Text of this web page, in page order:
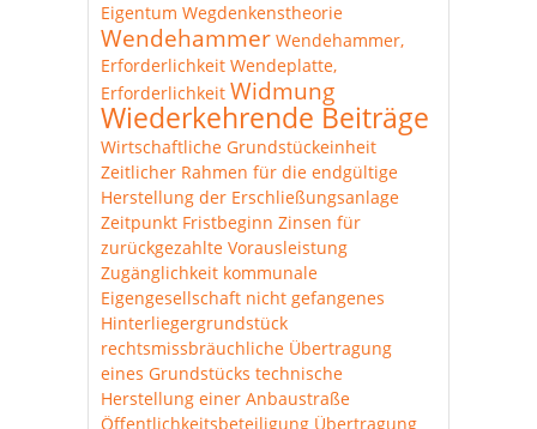
Eigentum Wegdenkenstheorie
Wendehammer Wendehammer,
Erforderlichkeit Wendeplatte,
Erforderlichkeit Widmung
Wiederkehrende Beiträge
Wirtschaftliche Grundstückeinheit
Zeitlicher Rahmen für die endgültige
Herstellung der Erschließungsanlage
Zeitpunkt Fristbeginn Zinsen für
zurückgezahlte Vorausleistung
Zugänglichkeit kommunale
Eigengesellschaft nicht gefangenes
Hinterliegergrundstück
rechtsmissbräuchliche Übertragung
eines Grundstücks technische
Herstellung einer Anbaustraße
Öffentlichkeitsbeteiligung Übertragung